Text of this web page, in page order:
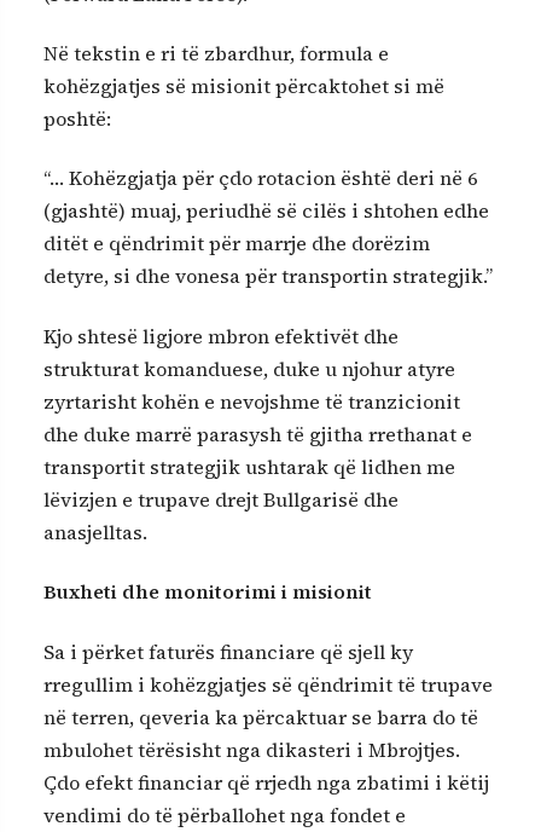
Në tekstin e ri të zbardhur, formula e
kohëzgjatjes së misionit përcaktohet si më
poshtë:
“… Kohëzgjatja për çdo rotacion është deri në 6
(gjashtë) muaj, periudhë së cilës i shtohen edhe
ditët e qëndrimit për marrje dhe dorëzim
detyre, si dhe vonesa për transportin strategjik.”
Kjo shtesë ligjore mbron efektivët dhe
strukturat komanduese, duke u njohur atyre
zyrtarisht kohën e nevojshme të tranzicionit
dhe duke marrë parasysh të gjitha rrethanat e
transportit strategjik ushtarak që lidhen me
lëvizjen e trupave drejt Bullgarisë dhe
anasjelltas.
Buxheti dhe monitorimi i misionit
Sa i përket faturës financiare që sjell ky
rregullim i kohëzgjatjes së qëndrimit të trupave
në terren, qeveria ka përcaktuar se barra do të
mbulohet tërësisht nga dikasteri i Mbrojtjes.
Çdo efekt financiar që rrjedh nga zbatimi i këtij
vendimi do të përballohet nga fondet e